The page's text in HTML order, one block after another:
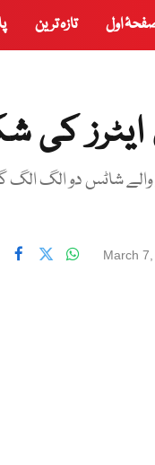
اول تازہ ترین
ایٹرز
شاٹس دو الگ الگ
March